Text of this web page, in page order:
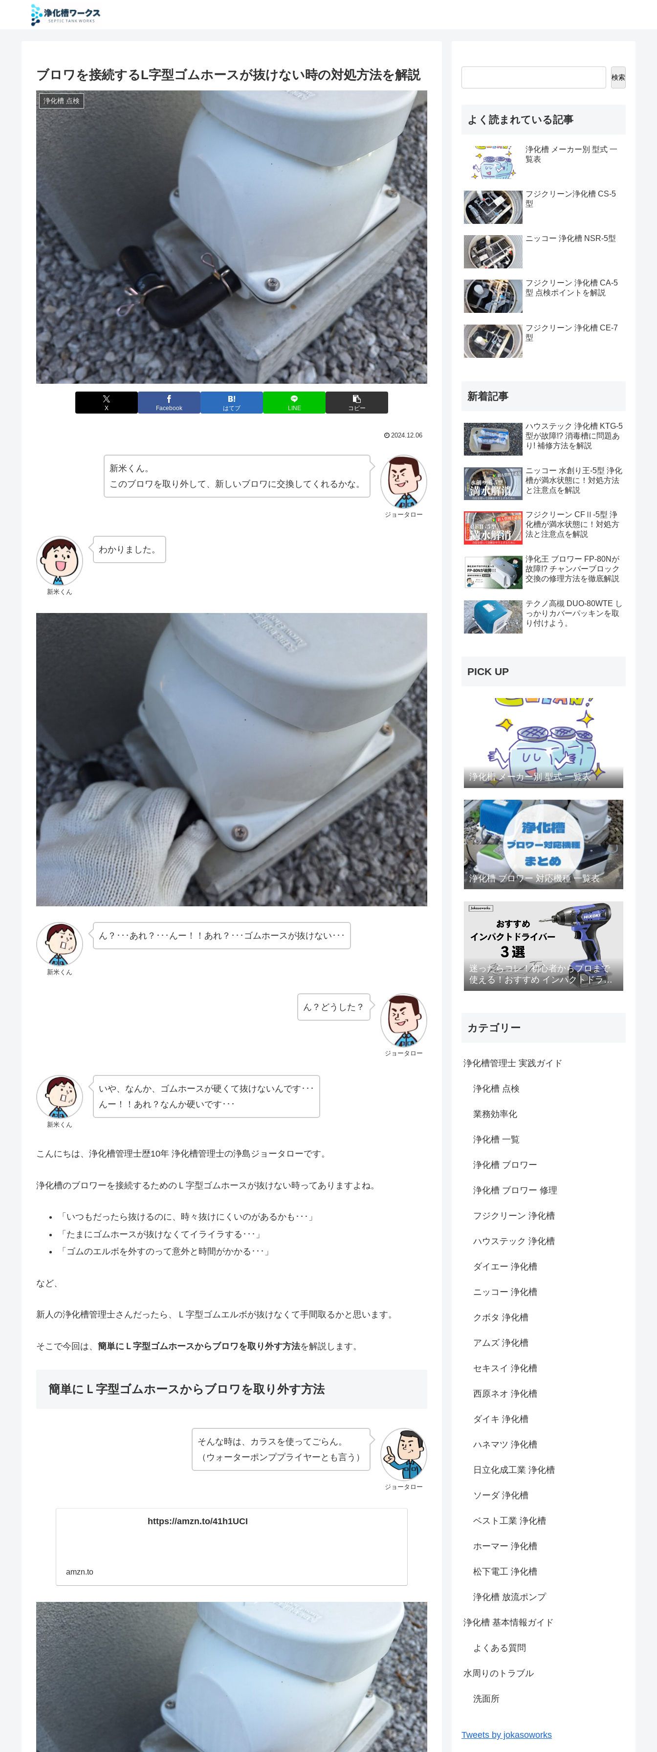
ブロワを接続するL字型ゴムホースが抜けない時の対処方法を解説
浄化槽 点検
X Facebook はてブ LINE コピー
2024.12.06
ジョータロー
新米くん。
このブロワを取り外して、新しいブロワに交換してくれるかな。
新米くん
わかりました。
新米くん
ん？･･･あれ？･･･んー！！あれ？･･･ゴムホースが抜けない･･･
ジョータロー
ん？どうした？
新米くん
いや、なんか、ゴムホースが硬くて抜けないんです･･･
んー！！あれ？なんか硬いです･･･
こんにちは、浄化槽管理士歴10年 浄化槽管理士の浄島ジョータローです。
浄化槽のブロワーを接続するためのＬ字型ゴムホースが抜けない時ってありますよね。
「いつもだったら抜けるのに、時々抜けにくいのがあるかも･･･」
「たまにゴムホースが抜けなくてイライラする･･･」
「ゴムのエルボを外すのって意外と時間がかかる･･･」
など、
新人の浄化槽管理士さんだったら、Ｌ字型ゴムエルボが抜けなくて手間取るかと思います。
そこで今回は、 簡単にＬ字型ゴムホースからブロワを取り外す方法を解説します。
簡単にＬ字型ゴムホースからブロワを取り外す方法
ジョータロー
そんな時は、カラスを使ってごらん。
（ウォーターポンププライヤーとも言う）
https://amzn.to/41h1UCI
amzn.to
検索
よく読まれている記事
浄化槽 メーカー別 型式 一
覧表
フジクリーン浄化槽 CS-5
型
ニッコー 浄化槽 NSR-5型
フジクリーン 浄化槽 CA-5
型 点検ポイントを解説
フジクリーン 浄化槽 CE-7
型
新着記事
ハウステック 浄化槽 KTG-5
型が故障!? 消毒槽に問題あ
り! 補修方法を解説
ニッコー 水創り王-5型 浄化
槽が満水状態に！対処方法
と注意点を解説
フジクリーン CFⅡ-5型 浄
化槽が満水状態に！対処方
法と注意点を解説
浄化王 ブロワー FP-80Nが
故障!? チャンバーブロック
交換の修理方法を徹底解説
テクノ高槻 DUO-80WTE し
っかりカバーパッキンを取
り付けよう。
PICK UP
浄化槽 メーカー別 型式 一覧表
浄化槽 ブロワー 対応機種 一覧表
迷ったらコレ！初心者からプロまで
使える！おすすめ インパクトドライ
バー 3選
カテゴリー
浄化槽管理士 実践ガイド
浄化槽 点検
業務効率化
浄化槽 一覧
浄化槽 ブロワー
浄化槽 ブロワー 修理
フジクリーン 浄化槽
ハウステック 浄化槽
ダイエー 浄化槽
ニッコー 浄化槽
クボタ 浄化槽
アムズ 浄化槽
セキスイ 浄化槽
西原ネオ 浄化槽
ダイキ 浄化槽
ハネマツ 浄化槽
日立化成工業 浄化槽
ソーダ 浄化槽
ベスト工業 浄化槽
ホーマー 浄化槽
松下電工 浄化槽
浄化槽 放流ポンプ
浄化槽 基本情報ガイド
よくある質問
水周りのトラブル
洗面所
Tweets by jokasoworks